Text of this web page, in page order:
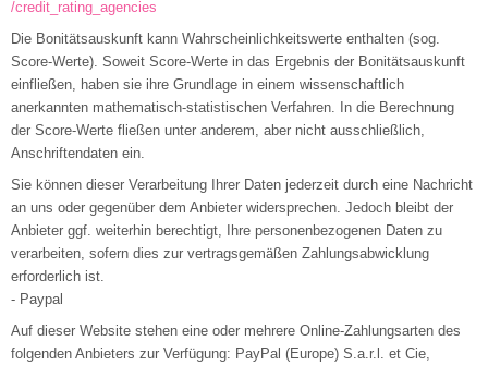
/credit_rating_agencies
Die Bonitätsauskunft kann Wahrscheinlichkeitswerte enthalten (sog.
Score-Werte). Soweit Score-Werte in das Ergebnis der Bonitätsauskunft
einfließen, haben sie ihre Grundlage in einem wissenschaftlich
anerkannten mathematisch-statistischen Verfahren. In die Berechnung
der Score-Werte fließen unter anderem, aber nicht ausschließlich,
Anschriftendaten ein.
Sie können dieser Verarbeitung Ihrer Daten jederzeit durch eine Nachricht
an uns oder gegenüber dem Anbieter widersprechen. Jedoch bleibt der
Anbieter ggf. weiterhin berechtigt, Ihre personenbezogenen Daten zu
verarbeiten, sofern dies zur vertragsgemäßen Zahlungsabwicklung
erforderlich ist.
- Paypal
Auf dieser Website stehen eine oder mehrere Online-Zahlungsarten des
folgenden Anbieters zur Verfügung: PayPal (Europe) S.a.r.l. et Cie,